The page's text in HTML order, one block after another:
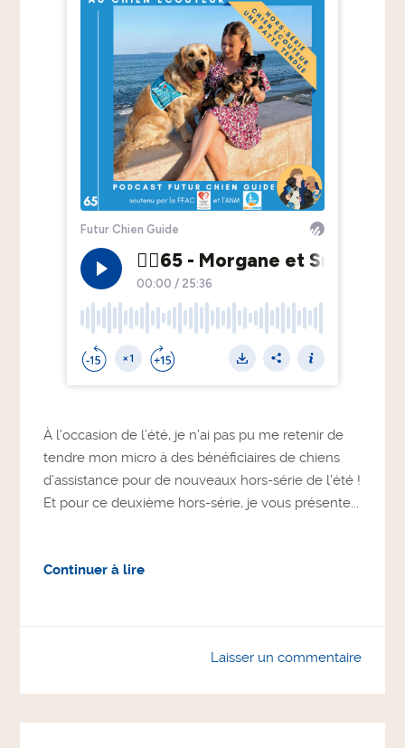
À l’occasion de l’été, je n’ai pas pu me retenir de
tendre mon micro à des bénéficiaires de chiens
d’assistance pour de nouveaux hors-série de l’été !
Et pour ce deuxième hors-série, je vous présente...
Continuer à lire
Laisser un commentaire